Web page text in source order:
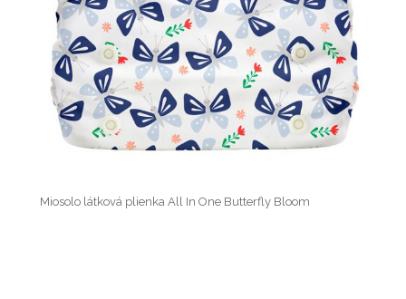
Miosolo látková plienka All In One Butterfly Bloom